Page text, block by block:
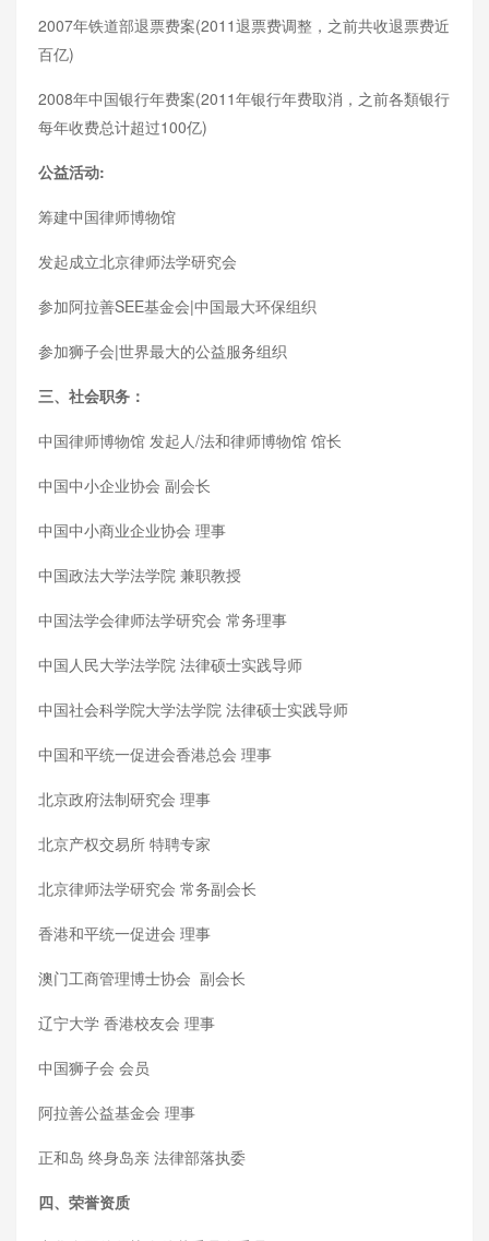
2007年铁道部退票费案(2011退票费调整，之前共收退票费近
百亿)
2008年中国银行年费案(2011年银行年费取消，之前各類银行
每年收费总计超过100亿)
公益活动:
筹建中国律师博物馆
发起成立北京律师法学研究会
参加阿拉善SEE基金会|中国最大环保组织
参加狮子会|世界最大的公益服务组织
三、社会职务：
中国律师博物馆 发起人/法和律师博物馆 馆长
中国中小企业协会 副会长
中国中小商业企业协会 理事
中国政法大学法学院 兼职教授
中国法学会律师法学研究会 常务理事
中国人民大学法学院 法律硕士实践导师
中国社会科学院大学法学院 法律硕士实践导师
中国和平统一促进会香港总会 理事
北京政府法制研究会 理事
北京产权交易所 特聘专家
北京律师法学研究会 常务副会长
香港和平统一促进会 理事
澳门工商管理博士协会 副会长
辽宁大学 香港校友会 理事
中国狮子会 会员
阿拉善公益基金会 理事
正和岛 终身岛亲 法律部落执委
四、荣誉资质